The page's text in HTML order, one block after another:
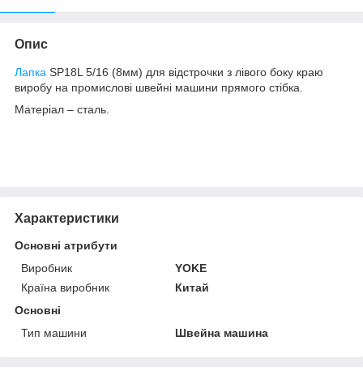
Опис
Лапка SP18L 5/16 (8мм) для відстрочки з лівого боку краю
виробу на промислові швейні машини прямого стібка.
Матеріал – сталь.
Характеристики
Основні атрибути
Виробник
YOKE
Країна виробник
Китай
Основні
Тип машини
Швейна машина